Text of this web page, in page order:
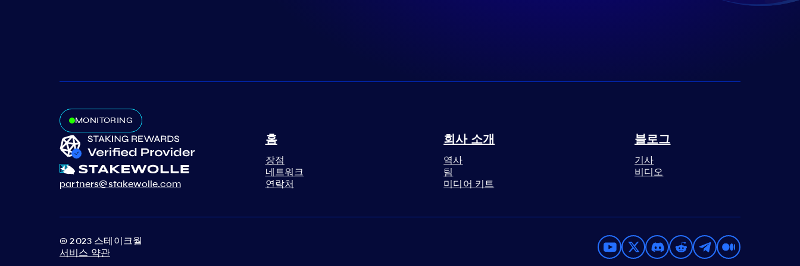
MONITORING
partners@stakewolle.com
홈
장점
네트워크
연락처
회사 소개
역사
팀
미디어 키트
블로그
기사
비디오
© 2023 스테이크월
서비스 약관